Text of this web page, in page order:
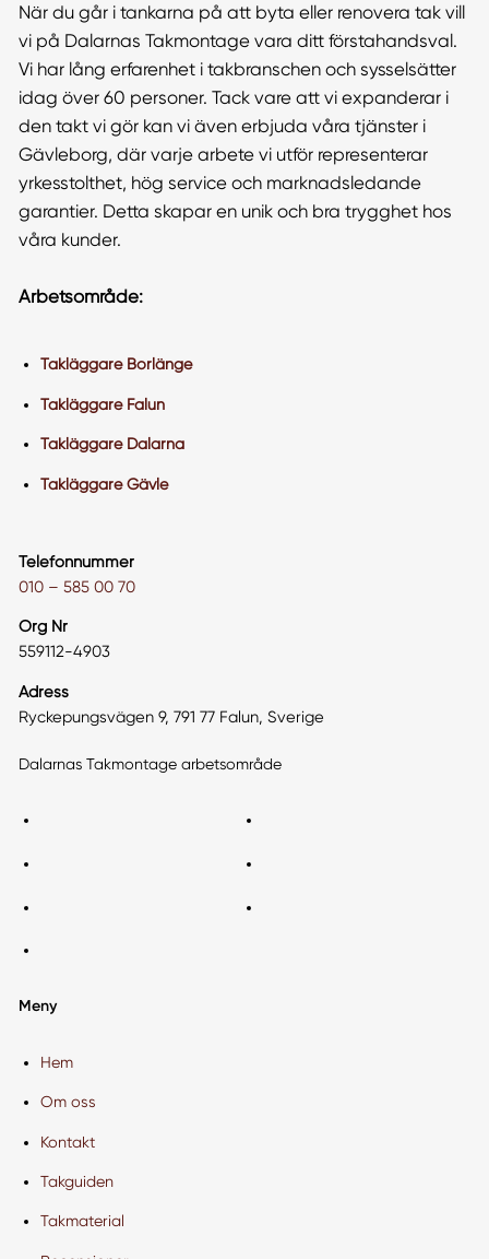
När du går i tankarna på att byta eller renovera tak vill
vi på Dalarnas Takmontage vara ditt förstahandsval.
Vi har lång erfarenhet i takbranschen och sysselsätter
idag över 60 personer. Tack vare att vi expanderar i
den takt vi gör kan vi även erbjuda våra tjänster i
Gävleborg, där varje arbete vi utför representerar
yrkesstolthet, hög service och marknadsledande
garantier. Detta skapar en unik och bra trygghet hos
våra kunder.
Arbetsområde:
Takläggare Borlänge
Takläggare Falun
Takläggare Dalarna
Takläggare Gävle
Telefonnummer
010 – 585 00 70
Org Nr
559112-4903
Adress
Ryckepungsvägen 9, 791 77 Falun, Sverige
Dalarnas Takmontage arbetsområde
Meny
Hem
Om oss
Kontakt
Takguiden
Takmaterial